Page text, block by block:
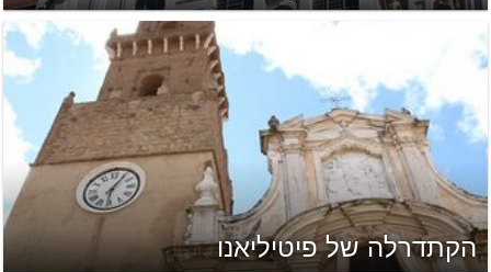
הקתדרלה של פיטיליאנו